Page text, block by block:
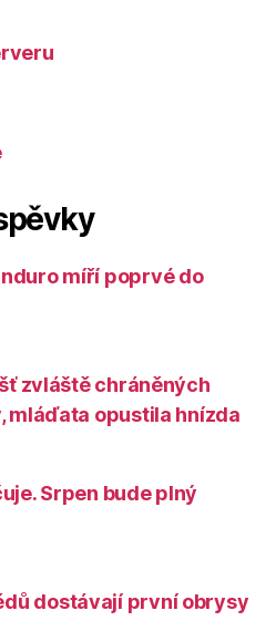
míří poprvé do
zvláště chráněných
mláďata opustila hnízda
Srpen bude plný
dostávají první obrysy